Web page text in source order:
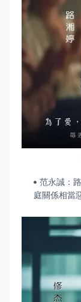
范永誠：
庭關係相當